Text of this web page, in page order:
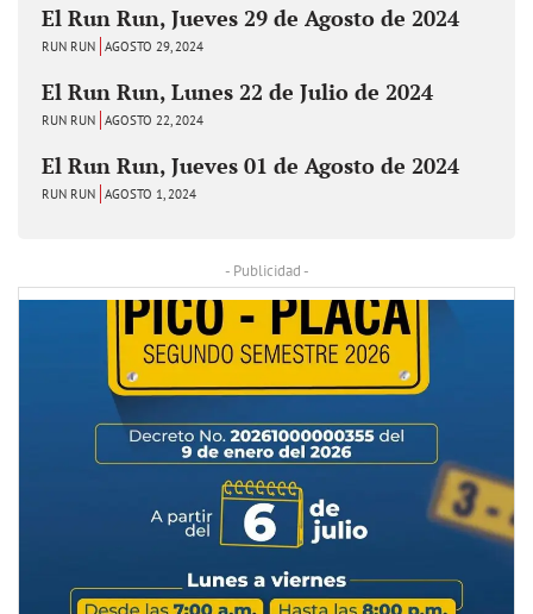
El Run Run, Jueves 29 de Agosto de 2024
RUN RUN AGOSTO 29, 2024
El Run Run, Lunes 22 de Julio de 2024
RUN RUN AGOSTO 22, 2024
El Run Run, Jueves 01 de Agosto de 2024
RUN RUN AGOSTO 1, 2024
- Publicidad -